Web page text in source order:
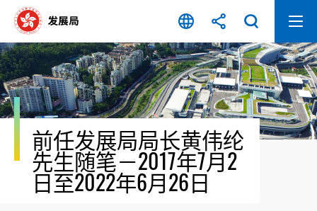
容
开
始
前任发展局局长黄伟纶
先生随笔－2017年7月2
日至2022年6月26日